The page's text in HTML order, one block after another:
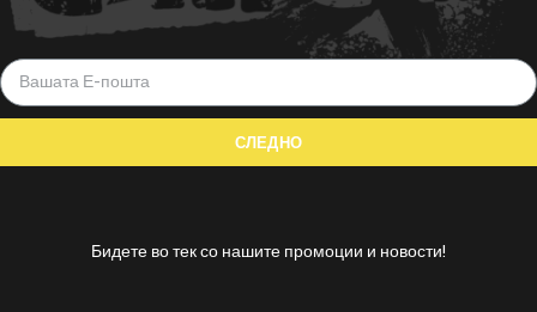
Бидете во тек со нашите промоции и новости!